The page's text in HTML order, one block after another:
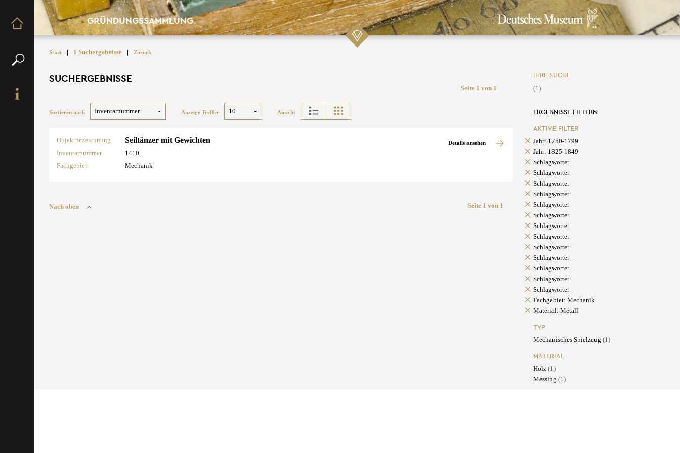
GRÜNDUNGSSAMMLUNG
Start | 1 Suchergebnisse | Zurück
SUCHERGEBNISSE
Seite 1 von 1
Sortieren nach Anzeige Treffer Ansicht
Objektbezeichnung Seiltänzer mit Gewichten
Inventarnummer
1410
Fachgebiet
Mechanik
Details ansehen
Nach oben Seite 1 von 1
IHRE SUCHE
(1)
ERGEBNISSE FILTERN
AKTIVE FILTER
Jahr: 1750-1799
Jahr: 1825-1849
Schlagworte:
Schlagworte:
Schlagworte:
Schlagworte:
Schlagworte:
Schlagworte:
Schlagworte:
Schlagworte:
Schlagworte:
Schlagworte:
Schlagworte:
Schlagworte:
Schlagworte:
Fachgebiet: Mechanik
Material: Metall
TYP
Mechanisches Spielzeug (1)
MATERIAL
Holz (1)
Messing (1)